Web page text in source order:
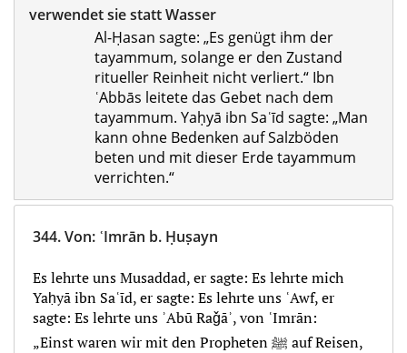
verwendet sie statt Wasser
Al-Ḥasan sagte: „Es genügt ihm der
tayammum, solange er den Zustand
ritueller Reinheit nicht verliert.“ Ibn
ʿAbbās leitete das Gebet nach dem
tayammum. Yaḥyā ibn Saʿīd sagte: „Man
kann ohne Bedenken auf Salzböden
beten und mit dieser Erde tayammum
verrichten.“
344.Von: ʿImrān b. Ḥuṣayn
Es lehrte uns Musaddad, er sagte: Es lehrte mich
Yaḥyā ibn Saʿīd, er sagte: Es lehrte uns ʿAwf, er
sagte: Es lehrte uns ʾAbū Raǧāʾ, von ʿImrān:
„Einst waren wir mit den Propheten ﷺ auf Reisen,